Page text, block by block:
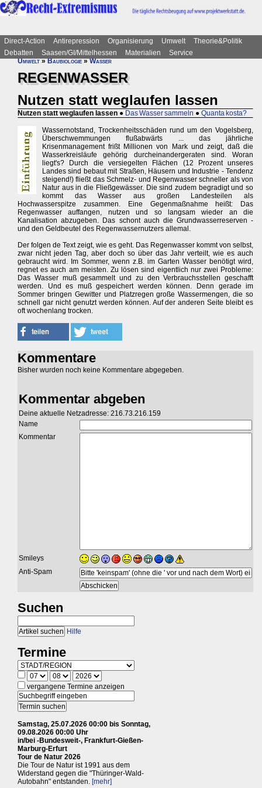
Direct-Action Antirepression Organisierung Umwelt
Theorie&Politik
Debatten
Saasen/GI/Mittelhessen Materialien
Service
Umwelt»Baubiologie»Wasser
REGENWASSER
Nutzen statt weglaufen lassen
Nutzen statt weglaufen lassen ● Das Wasser sammeln ● Quanta kosta?
Wassernotstand, Trockenheitsschäden rund um den Vogelsberg,
Überschwemmungen flußabwärts ... das jährliche
Krisenmanagement frißt Millionen von Mark und zeigt, daß die
Wasserkreisläufe gehörig durcheinandergeraten sind. Woran
liegt's? Durch die versiegelten Flächen (12 Prozent unseres
Landes sind bebaut mit Straßen, Häusern und Industrie - Tendenz
steigend!) fließt das Schmelz- und Regenwasser schneller als von
Natur aus in die Fließgewässer. Die sind zudem begradigt und so
kommt das Wasser aus großen Landesteilen als
Hochwasserspitze zusammen. Eine Gegenmaßnahme heißt: Das
Regenwasser auffangen, nutzen und so langsam wieder an die
Kanalisation abzugeben. Das schont auch die Grundwasserreserven -
und den Geldbeutel des Regenwassernutzers allemal.
Der folgen de Text zeigt, wie es geht. Das Regenwasser kommt von selbst,
zwar nicht jeden Tag, aber doch so über das Jahr verteilt, wie es auch
gebraucht wird. Im Sommer, wenn z.B. im Garten Wasser benötigt wird,
regnet es auch am meisten. Zu lösen sind eigentlich nur zwei Probleme:
Das Wasser muß gesammelt und zu den Verbrauchsstellen geschafft
werden. Und es muß gespeichert werden können. Denn gerade im
Sommer bringen Gewitter und Platzregen große Wassermengen, die so
schnell gar nicht genutzt werden können. Auf der anderen Seite bleibt es
oft wochenlang trocken.
Kommentare
Bisher wurden noch keine Kommentare abgegeben.
Kommentar abgeben
Deine aktuelle Netzadresse: 216.73.216.159
Name
Kommentar
Smileys
Anti-Spam
Suchen
Hilfe
Termine
vergangene Termine anzeigen
Samstag, 25.07.2026 00:00 bis Sonntag,
09.08.2026 00:00 Uhr
in/bei -Bundesweit-, Frankfurt-Gießen-
Marburg-Erfurt
Tour de Natur 2026
Die Tour de Natur ist 1991 aus dem
Widerstand gegen die "Thüringer-Wald-
Autobahn" entstanden. [mehr]